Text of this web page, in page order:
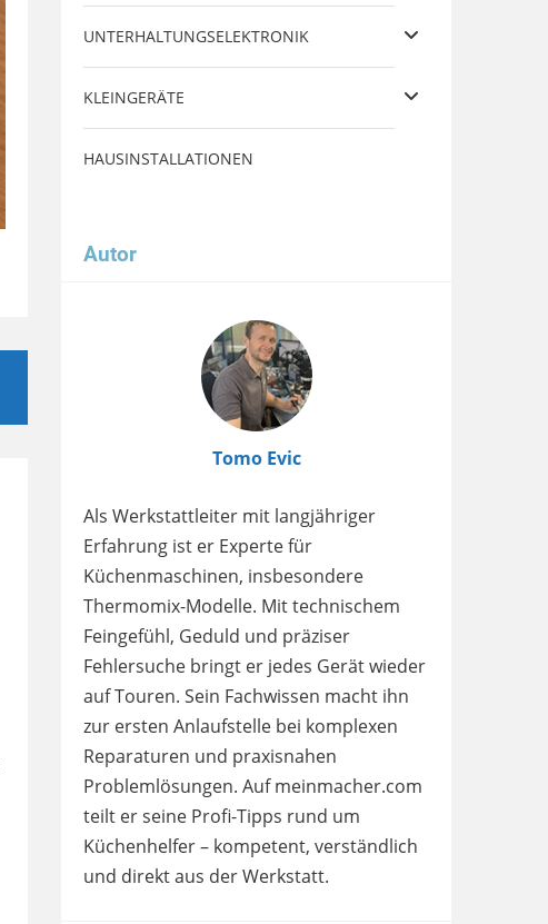
UNTERHALTUNGSELEKTRONIK
KLEINGERÄTE
HAUSINSTALLATIONEN
Autor
Tomo Evic
Als Werkstattleiter mit langjähriger
Erfahrung ist er Experte für
Küchenmaschinen, insbesondere
Thermomix-Modelle. Mit technischem
Feingefühl, Geduld und präziser
Fehlersuche bringt er jedes Gerät wieder
auf Touren. Sein Fachwissen macht ihn
zur ersten Anlaufstelle bei komplexen
Reparaturen und praxisnahen
Problemlösungen. Auf meinmacher.com
teilt er seine Profi-Tipps rund um
Küchenhelfer – kompetent, verständlich
und direkt aus der Werkstatt.